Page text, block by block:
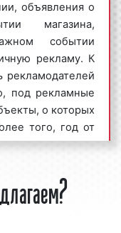
и проведение
являются
бренда
магазина, офиса,
процента
промоакции для
основе.
объявления о
магазина,
событии
рекламу. К
рекламодателей
под рекламные
о которых
того, год от
все
на специально
зачастую
бизнеса.